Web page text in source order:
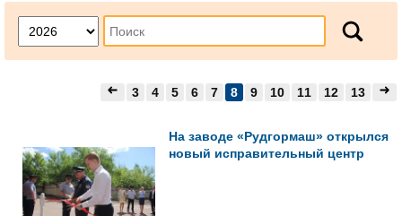
3 4 5 6 7 8 9 10 11 12 13
На заводе «Рудгормаш» открылся
новый исправительный центр